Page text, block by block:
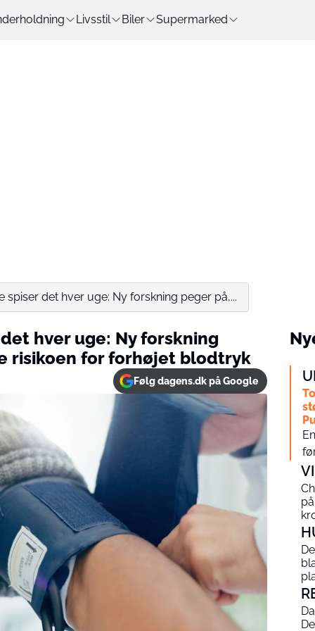
Livsstil Biler Supermarked
spiser det hver uge: Ny forskning peger på,...
hver uge: Ny forskning
risikoen for forhøjet blodtryk
Følg dagens.dk på Google